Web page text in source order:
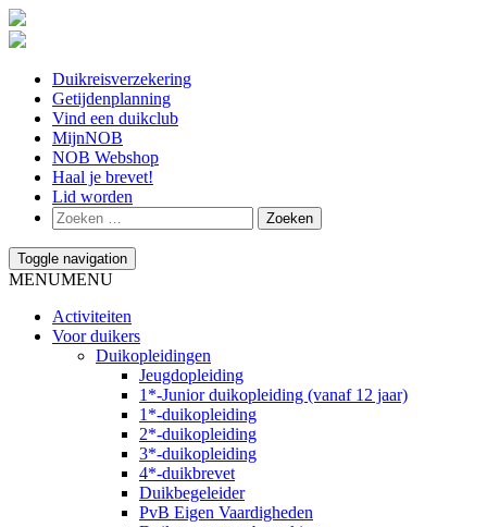
Duikreisverzekering
Getijdenplanning
Vind een duikclub
MijnNOB
NOB Webshop
Haal je brevet!
Lid worden
Toggle navigation
MENUMENU
Activiteiten
Voor duikers
Duikopleidingen
Jeugdopleiding
1*-Junior duikopleiding (vanaf 12 jaar)
1*-duikopleiding
2*-duikopleiding
3*-duikopleiding
4*-duikbrevet
Duikbegeleider
PvB Eigen Vaardigheden